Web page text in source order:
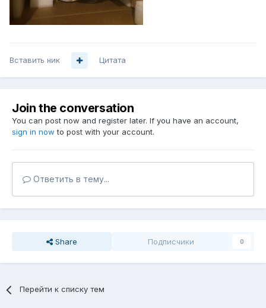
Вставить ник Цитата
Join the conversation
You can post now and register later. If you have an account,
sign in now to post with your account.
Ответить в тему...
Share Подписчики 0
Перейти к списку тем